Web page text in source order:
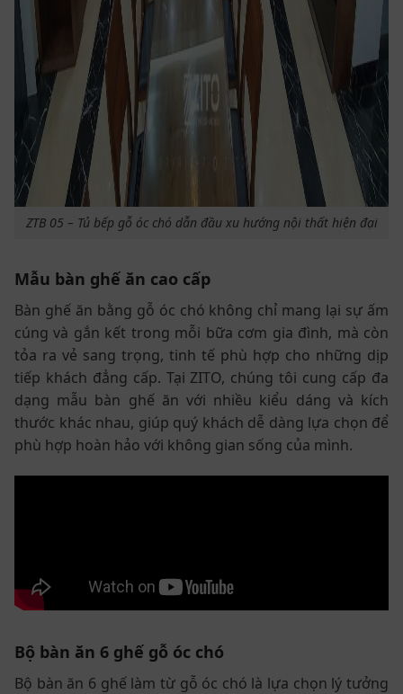
ZTB 05 – Tủ bếp gỗ óc chó dẫn đầu xu hướng nội thất hiện đại
Mẫu bàn ghế ăn cao cấp
Bàn ghế ăn bằng gỗ óc chó không chỉ mang lại sự ấm
cúng và gắn kết trong mỗi bữa cơm gia đình, mà còn
tỏa ra vẻ sang trọng, tinh tế phù hợp cho những dịp
tiếp khách đẳng cấp. Tại ZITO, chúng tôi cung cấp đa
dạng mẫu bàn ghế ăn với nhiều kiểu dáng và kích
thước khác nhau, giúp quý khách dễ dàng lựa chọn để
phù hợp hoàn hảo với không gian sống của mình.
Bộ bàn ăn 6 ghế gỗ óc chó
Bộ bàn ăn 6 ghế làm từ gỗ óc chó là lựa chọn lý tưởng